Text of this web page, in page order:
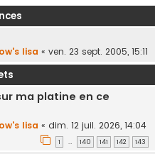
c
h
r
lisa « ven. 23 sept. 2005, 15:11
ma platine en ce
lisa « dim. 12 juil. 2026, 14:04
1 … 140 141 142 143